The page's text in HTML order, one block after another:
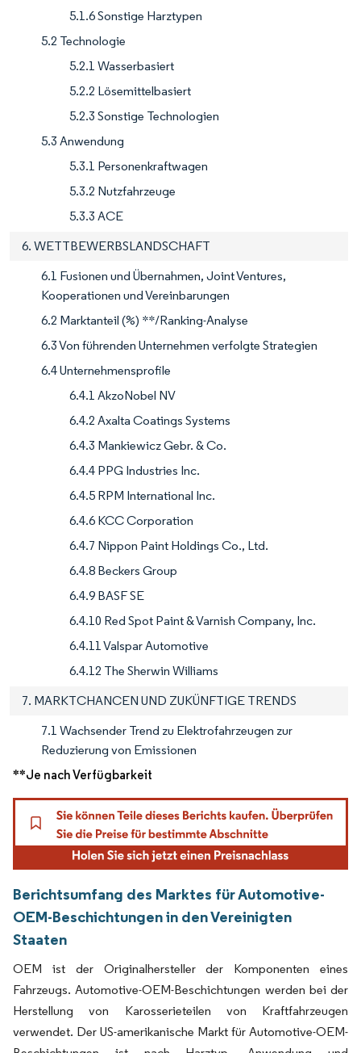
5.1.6 Sonstige Harztypen
5.2 Technologie
5.2.1 Wasserbasiert
5.2.2 Lösemittelbasiert
5.2.3 Sonstige Technologien
5.3 Anwendung
5.3.1 Personenkraftwagen
5.3.2 Nutzfahrzeuge
5.3.3 ACE
6. WETTBEWERBSLANDSCHAFT
6.1 Fusionen und Übernahmen, Joint Ventures,
Kooperationen und Vereinbarungen
6.2 Marktanteil (%) **/Ranking-Analyse
6.3 Von führenden Unternehmen verfolgte Strategien
6.4 Unternehmensprofile
6.4.1 AkzoNobel NV
6.4.2 Axalta Coatings Systems
6.4.3 Mankiewicz Gebr. & Co.
6.4.4 PPG Industries Inc.
6.4.5 RPM International Inc.
6.4.6 KCC Corporation
6.4.7 Nippon Paint Holdings Co., Ltd.
6.4.8 Beckers Group
6.4.9 BASF SE
6.4.10 Red Spot Paint & Varnish Company, Inc.
6.4.11 Valspar Automotive
6.4.12 The Sherwin Williams
7. MARKTCHANCEN UND ZUKÜNFTIGE TRENDS
7.1 Wachsender Trend zu Elektrofahrzeugen zur
Reduzierung von Emissionen
**Je nach Verfügbarkeit
Berichtsumfang des Marktes für Automotive-
OEM-Beschichtungen in den Vereinigten
Staaten
OEM ist der Originalhersteller der Komponenten eines
Fahrzeugs. Automotive-OEM-Beschichtungen werden bei der
Herstellung von Karosserieteilen von Kraftfahrzeugen
verwendet. Der US-amerikanische Markt für Automotive-OEM-